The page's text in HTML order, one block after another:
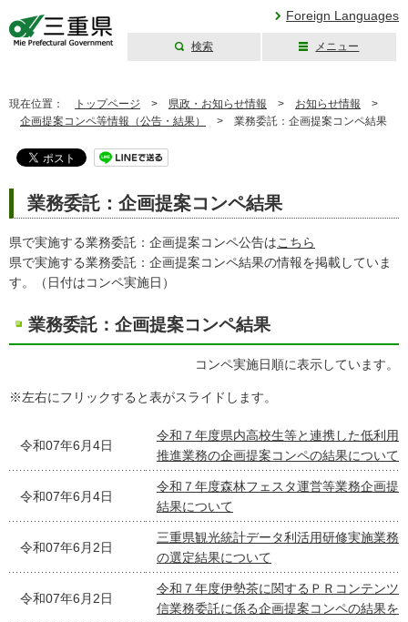
Foreign Languages
検索 メニュー
現在位置： トップページ > 県政・お知らせ情報 > お知らせ情報 >
企画提案コンペ等情報（公告・結果）
> 業務委託：企画提案コンペ結果
業務委託：企画提案コンペ結果
県で実施する業務委託：企画提案コンペ公告はこちら
県で実施する業務委託：企画提案コンペ結果の情報を掲載していま
す。（日付はコンペ実施日）
業務委託：企画提案コンペ結果
コンペ実施日順に表示しています。
※左右にフリックすると表がスライドします。
令和07年6月4日
令和７年度県内高校生等と連携した低利用
推進業務の企画提案コンペの結果について
令和07年6月4日
令和７年度森林フェスタ運営等業務企画提
結果について
令和07年6月2日
三重県観光統計データ利活用研修実施業務
の選定結果について
令和07年6月2日
令和７年度伊勢茶に関するＰＲコンテンツ
信業務委託に係る企画提案コンペの結果を